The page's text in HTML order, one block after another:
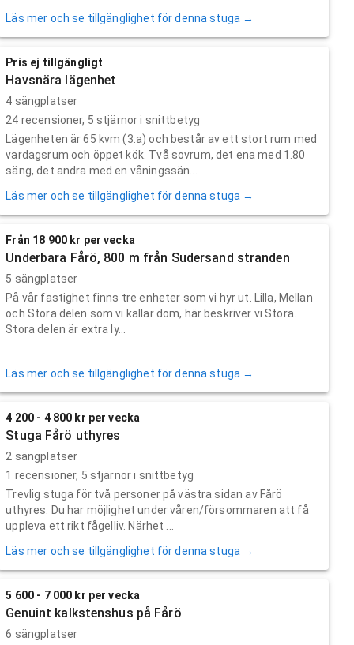
Läs mer och se tillgänglighet för denna stuga →
Pris ej tillgängligt
Havsnära lägenhet
4 sängplatser
24 recensioner, 5 stjärnor i snittbetyg
Lägenheten är 65 kvm (3:a) och består av ett stort rum med
vardagsrum och öppet kök. Två sovrum, det ena med 1.80
säng, det andra med en våningssän...
Läs mer och se tillgänglighet för denna stuga →
Från 18 900 kr per vecka
Underbara Fårö, 800 m från Sudersand stranden
5 sängplatser
På vår fastighet finns tre enheter som vi hyr ut. Lilla, Mellan
och Stora delen som vi kallar dom, här beskriver vi Stora.
Stora delen är extra ly...
Läs mer och se tillgänglighet för denna stuga →
4 200 - 4 800 kr per vecka
Stuga Fårö uthyres
2 sängplatser
1 recensioner, 5 stjärnor i snittbetyg
Trevlig stuga för två personer på västra sidan av Fårö
uthyres. Du har möjlighet under våren/försommaren att få
uppleva ett rikt fågelliv. Närhet ...
Läs mer och se tillgänglighet för denna stuga →
5 600 - 7 000 kr per vecka
Genuint kalkstenshus på Fårö
6 sängplatser